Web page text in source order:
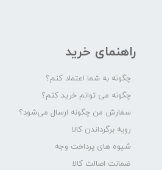
راهنمای خرید
چگونه به شما اعتماد کنم؟
چگونه می توانم خرید کنم؟
سفارش من چگونه ارسال می‌شود؟
رویه برگرداندن کالا
شیوه های پرداخت وجه
ضمانت اصالت کالا